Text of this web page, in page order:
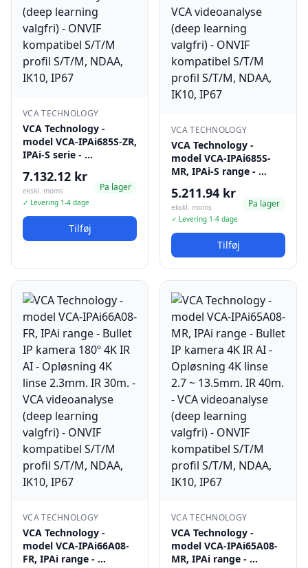
VCA TECHNOLOGY
VCA Technology -
model VCA-IPAi685S-ZR,
IPAi-S serie - …
7.132.12 kr
ekskl. moms
✓ Levering 1-4 dage
Pa lager
Tilføj
VCA TECHNOLOGY
VCA Technology -
model VCA-IPAi685S-
MR, IPAi-S range - …
5.211.94 kr
ekskl. moms
✓ Levering 1-4 dage
Pa lager
Tilføj
VCA TECHNOLOGY
VCA Technology -
model VCA-IPAi66A08-
FR, IPAi range - …
VCA TECHNOLOGY
VCA Technology -
model VCA-IPAi65A08-
MR, IPAi range - …